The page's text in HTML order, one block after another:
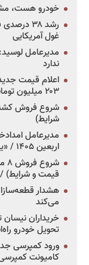
خودرو هست،
رشد ۳۸
غول آمریکایی
مدیرعامل
ندارد
۲۰۳ میلیون تومانی
شرایط)
اربعین ۱۴۰۵ / «یارا» و هوش مصنوعی به خدمت زائران آمد
قیمت و شرایط) /
هشدار
می‌کند
خریداران نیسان
تحویل خودرو
ورود کمپرسی
کامیونت کمپرسی